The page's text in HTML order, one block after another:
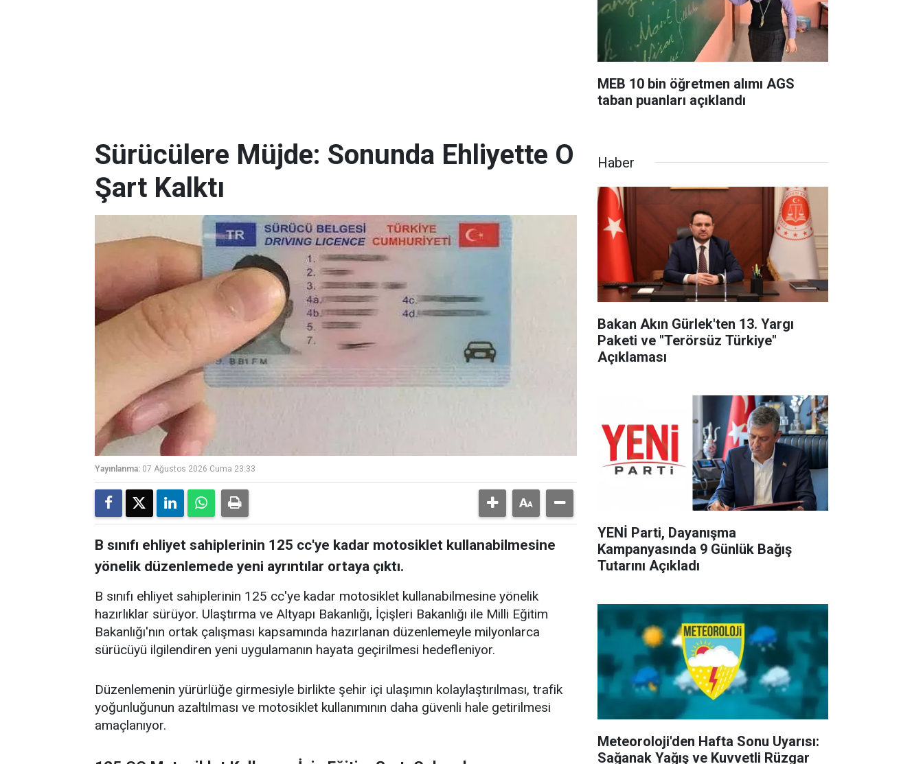
MEB 10 bin öğretmen alımı AGS
taban puanları açıklandı
Sürücülere Müjde: Sonunda Ehliyette O
Şart Kalktı
Yayınlanma: 07 Ağustos 2026 Cuma 23:33
B sınıfı ehliyet sahiplerinin 125 cc'ye kadar motosiklet kullanabilmesine
yönelik düzenlemede yeni ayrıntılar ortaya çıktı.
B sınıfı ehliyet sahiplerinin 125 cc'ye kadar motosiklet kullanabilmesine yönelik
hazırlıklar sürüyor. Ulaştırma ve Altyapı Bakanlığı, İçişleri Bakanlığı ile Milli Eğitim
Bakanlığı'nın ortak çalışması kapsamında hazırlanan düzenlemeyle milyonlarca
sürücüyü ilgilendiren yeni uygulamanın hayata geçirilmesi hedefleniyor.
Düzenlemenin yürürlüğe girmesiyle birlikte şehir içi ulaşımın kolaylaştırılması, trafik
yoğunluğunun azaltılması ve motosiklet kullanımının daha güvenli hale getirilmesi
amaçlanıyor.
Haber
Bakan Akın Gürlek'ten 13. Yargı
Paketi ve "Terörsüz Türkiye"
Açıklaması
YENİ Parti, Dayanışma
Kampanyasında 9 Günlük Bağış
Tutarını Açıkladı
Meteoroloji'den Hafta Sonu Uyarısı:
Sağanak Yağış ve Kuvvetli Rüzgar